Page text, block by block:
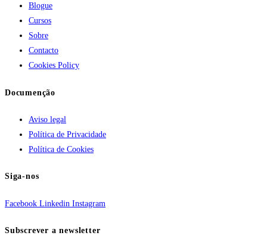
Blogue
Cursos
Sobre
Contacto
Cookies Policy
Documenção
Aviso legal
Política de Privacidade
Política de Cookies
Siga-nos
Facebook Linkedin Instagram
Subscrever a newsletter